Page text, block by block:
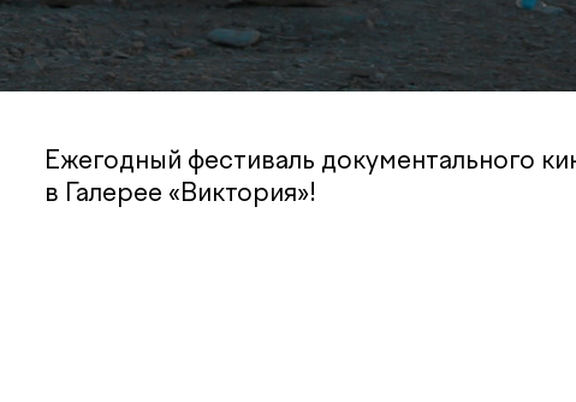
Ежегодный фестиваль документального
в Галерее «Виктория»!